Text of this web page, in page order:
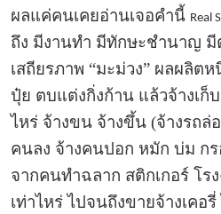
ผลแค่คนเคยอ่านเจอคำนี้ Real
ถึง มีงานทำ มีทักษะชำนาญ มี
เสถียรภาพ “มะม่วง” ผลผลิต
ปุ๋ย ตบแต่งกิ่งก้าน แล้วจ้างเก็
ไหร่ จ้างขน จ้างขึ้น (จ้างรถล่
คนลง จ้างคนปอก หมัก บ่ม ก
จากคนทำฉลาก สติกเกอร์ โร
เท่าไหร่ ไปจนถึงขายจ้างเคอ